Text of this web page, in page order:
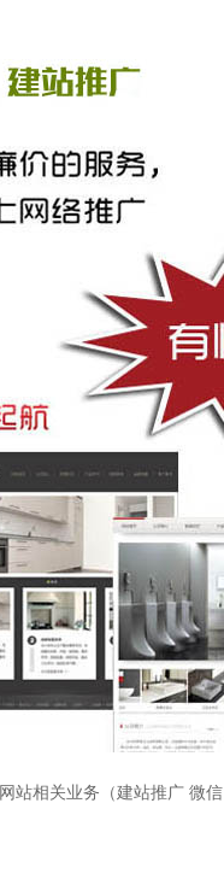
网站相关业务（建站推广 微